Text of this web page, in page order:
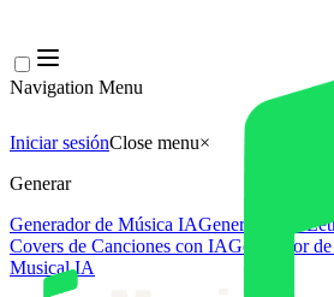
Navigation Menu
Iniciar sesiónClose menu×
Generar
Generador de Música IAGenerador de
Covers de Canciones con IAGenerador
Musical IA